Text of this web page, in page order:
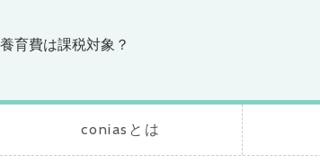
養育費は課税対象？
coniasとは